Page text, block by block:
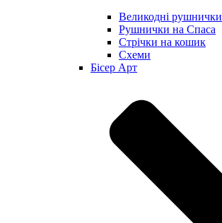
Великодні рушнички
Рушнички на Спаса
Стрічки на кошик
Схеми
Бісер Арт